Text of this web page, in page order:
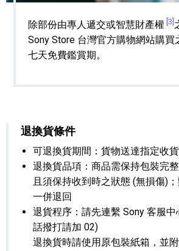
除部份由專人遞交或智慧財產權 [3]
Sony Store 台灣官方購物網站購買
七天免費鑑賞期。
退換貨條件
可退換貨期間：貨物送達指定收
退換貨品項：商品需保持包裝完
且須保持收到時之狀態 (無損傷)
一併退回
退貨程序：請先連繫 Sony 客服
話撥打請加 02)
退換貨時請使用原包裝紙箱，並